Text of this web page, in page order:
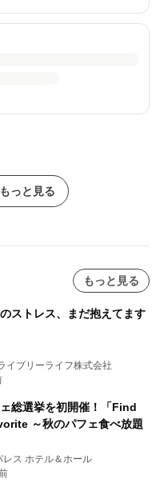
っと見る
もっと見る
ストレス、まだ抱えてます
イブリーライフ株式会社
総選挙を初開催！「Find
～秋のパフェ食べ放題
レス ホテル＆ホール